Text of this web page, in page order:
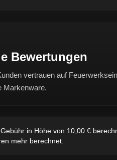
Bewertungen
vertrauen auf
Markenware.
in Höhe von 10,00 €
mehr berechnet.